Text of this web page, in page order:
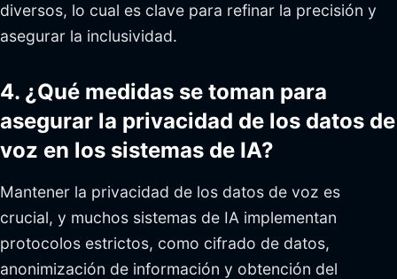
diversos, lo cual es clave para refinar la precisión y
asegurar la inclusividad.
4. ¿Qué medidas se toman para
asegurar la privacidad de los datos de
voz en los sistemas de IA?
Mantener la privacidad de los datos de voz es
crucial, y muchos sistemas de IA implementan
protocolos estrictos, como cifrado de datos,
anonimización de información y obtención del